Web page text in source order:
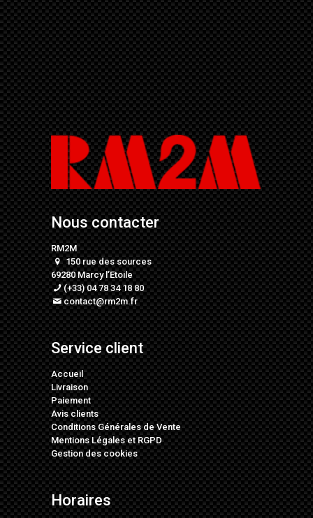
Nous contacter
RM2M
150 rue des sources
69280 Marcy l’Etoile
(+33) 04 78 34 18 80
contact@rm2m.fr
Service client
Accueil
Livraison
Paiement
Avis clients
Conditions Générales de Vente
Mentions LégalesetRGPD
Gestion des cookies
Horaires